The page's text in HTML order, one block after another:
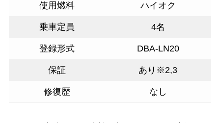
使用燃料 ハイオク
乗車定員 4名
登録形式 DBA-LN20
保証 あり※2,3
修復歴 なし